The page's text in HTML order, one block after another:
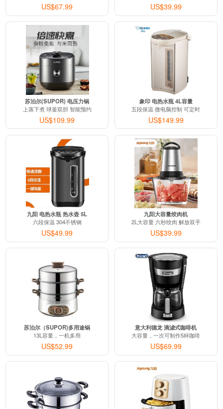
US$67.99 US$39.99
苏泊尔(SUPOR) 电压力锅
上蒸下煮 球釜双胆 智能预约
US$109.99
象印 电热水瓶 4L容量
五段保温 微电脑控制 可定时
US$149.99
九阳 电热水瓶 热水壶 5L
六段保温 304不锈钢
US$49.99
九阳大容量绞肉机
2L大容量 六秒绞肉 解放双手
US$39.99
苏泊尔（SUPOR)多用途锅
13L容量，一机多用
US$52.99
意大利德龙 滴滤式咖啡机
大容量，一次可制作5杯咖啡
US$69.99